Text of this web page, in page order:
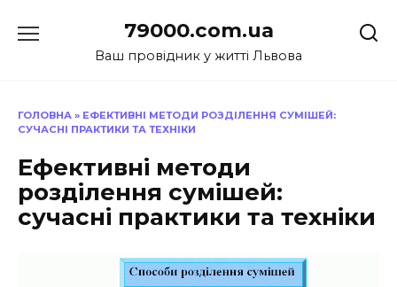
до
79000.com.ua
Ваш провідник у житті Львова
ГОЛОВНА » ЕФЕКТИВНІ МЕТОДИ РОЗДІЛЕННЯ СУМІШЕЙ:
СУЧАСНІ ПРАКТИКИ ТА ТЕХНІКИ
Ефективні методи
розділення сумішей:
сучасні практики та техніки